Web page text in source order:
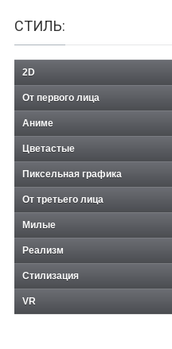
СТИЛЬ:
2D
От первого лица
Аниме
Цветастые
Пиксельная графика
От третьего лица
Милые
Реализм
Стилизация
VR